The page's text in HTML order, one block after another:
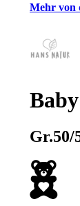
Mehr von
Gr.50/